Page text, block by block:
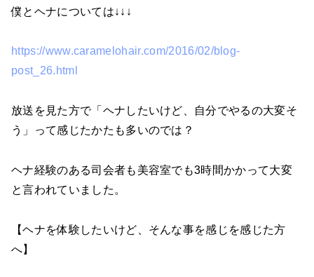
僕とヘナについては↓↓↓
https://www.caramelohair.com/2016/02/blog-
post_26.html
放送を見た方で「ヘナしたいけど、自分でやるの大変そ
う」って感じたかたも多いのでは？
ヘナ経験のある司会者も美容室でも3時間かかって大変
と言われていました。
【ヘナを体験したいけど、そんな事を感じを感じた方
へ】